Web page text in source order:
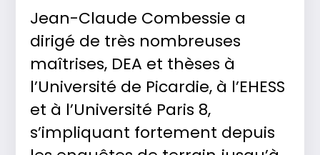
Jean-Claude Combessie a
dirigé de très nombreuses
maîtrises, DEA et thèses à
l’Université de Picardie, à l’EHESS
et à l’Université Paris 8,
s’impliquant fortement depuis